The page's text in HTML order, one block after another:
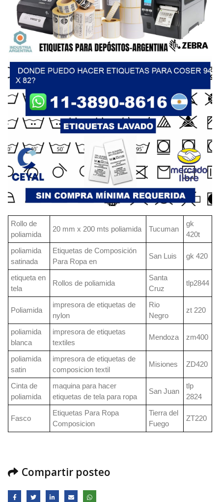
Rollo de
poliamida
20 mm x 200 mts poliamida Tucuman
gk
420t
poliamida
satinada
Etiquetas de Composición
Para Ropa en
San Luis gk 420
etiqueta en
tela
Rollos de poliamida
Santa
Cruz
tlp2844
Poliamida
impresora de etiquetas de
nylon
Rio
Negro
zt 220
poliamida
blanca
impresora de etiquetas
textiles
Mendoza zm400
poliamida
satin
impresora de etiquetas de
composicion textil
Misiones ZD420
Cinta de
poliamida
maquina para hacer
etiquetas de tela para ropa
San Juan
tlp
2824
Fasco
Etiquetas Para Ropa
Composicion
Tierra del
Fuego
ZT220
Compartir posteo